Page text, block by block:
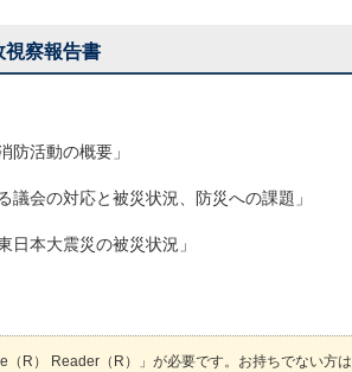
視察報告書
防活動の概要」
会の対応と被災状況、防災への課題」
日本大震災の被災状況」
（R） Reader（R）」が必要です。お持ちでない方は